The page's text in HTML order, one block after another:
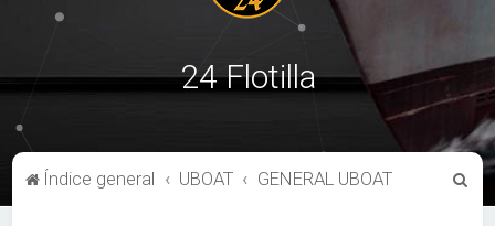
24 Flotilla
Índice general UBOAT GENERAL UBOAT